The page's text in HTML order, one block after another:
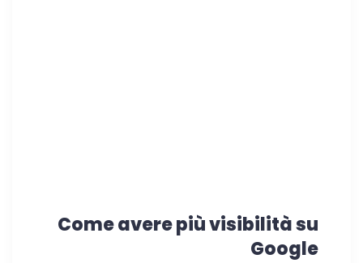
Come avere più visibilità su
Google